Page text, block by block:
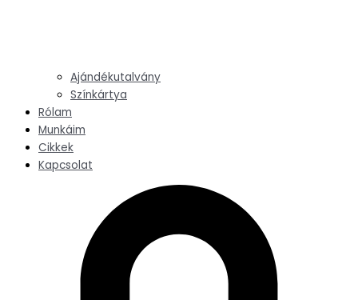
Ajándékutalvány
Színkártya
Rólam
Munkáim
Cikkek
Kapcsolat